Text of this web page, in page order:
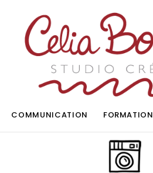
COMMUNICATION FORMATION